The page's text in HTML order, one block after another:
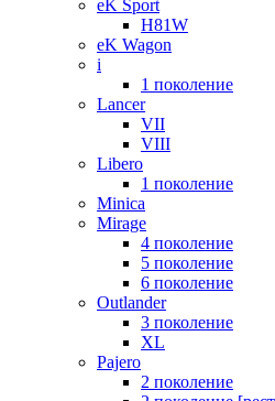
eK Sport
H81W
eK Wagon
i
1 поколение
Lancer
VII
VIII
Libero
1 поколение
Minica
Mirage
4 поколение
5 поколение
6 поколение
Outlander
3 поколение
XL
Pajero
2 поколение